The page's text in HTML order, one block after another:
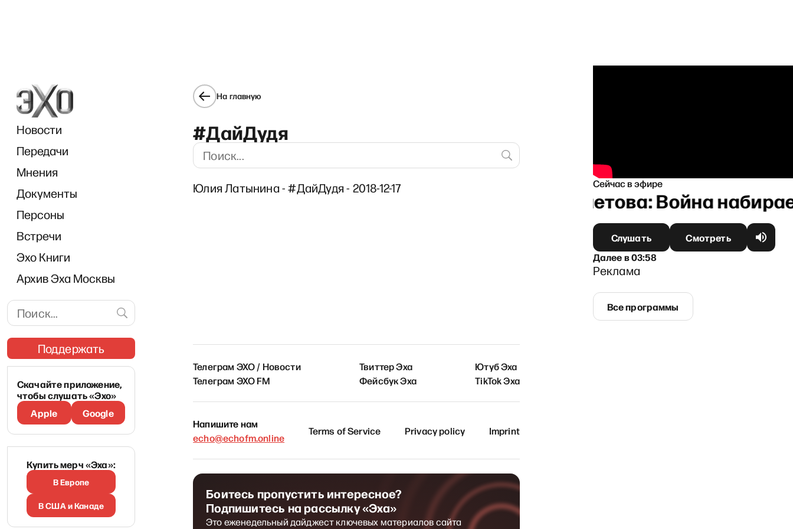
Новости
Передачи
Мнения
Документы
Персоны
Встречи
Эхо Книги
Архив Эха Москвы
Поддержать
Скачайте приложение,
чтобы слушать «Эхо»
Apple
Google
Купить мерч «Эха»:
В Европе
В США и Канаде
На главную
#ДайДудя
Юлия Латынина - #ДайДудя - 2018-12-17
Телеграм ЭХО / Новости
Телеграм ЭХО FM
Твиттер Эха
Фейсбук Эха
Ютуб Эха
TikTok Эха
Напишите нам
echo@echofm.online
Terms of Service Privacy policy Imprint
Боитесь пропустить интересное?
Подпишитесь на рассылку «Эха»
Это еженедельный дайджест ключевых материалов сайта
Сейчас в эфире
«Особое мнение» Максима Кузахметова: Война
Слушать
Смотреть
Далеев03:58
Реклама
Все программы